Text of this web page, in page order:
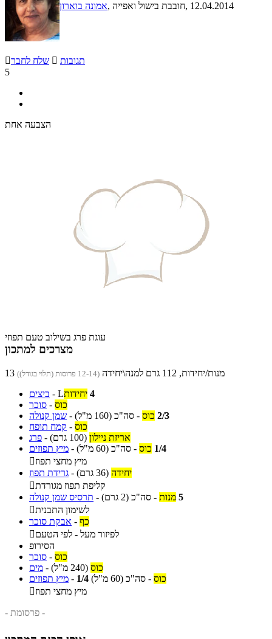
אמונה בוארון , חובבת בישול ואפייה, 12.04.2014
שלח לחבר  תגובות
5
הצבעה אחת
עוגת פרג בשילוב טעם תפוזי
מצרכים למתכון
13 מנות/יחידות, 112 גרם למנה\יחידה (12-14 פרוסות (תלוי בגודל))
ביצים - 4 יחידותL
סוכר - כוס
שמן קנולה - 2/3 כוס - סה"כ (160 מ"ל)
קמח תופח - כוס
פרג - אריזת ניילון (100 גרם)
מיץ תפוזים - 1/4 כוס - סה"כ (60 מ"ל)
מיץ מחצי תפוז
גרידת תפוז - יחידה (36 גרם)
קליפת תפוז מגורדת
תרסיס שמן קנולה - 5 מנות - סה"כ (2 גרם)
לשימון התבנית
אבקת סוכר - כף
לפיזור מעל - לפי הטעם
הסירופ
סוכר - כוס
מים - כוס (240 מ"ל)
מיץ תפוזים - 1/4 כוס - סה"כ (60 מ"ל)
מיץ מחצי תפוז
- פרסומת -